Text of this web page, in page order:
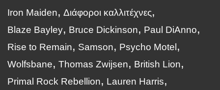
Iron Maiden
Διάφοροι καλλιτέχνες
Blaze Bayley
Bruce Dickinson
Paul DiAnno
Rise to Remain
Samson
Psycho Motel
Wolfsbane
Thomas Zwijsen
British Lion
Primal Rock Rebellion
Lauren Harris